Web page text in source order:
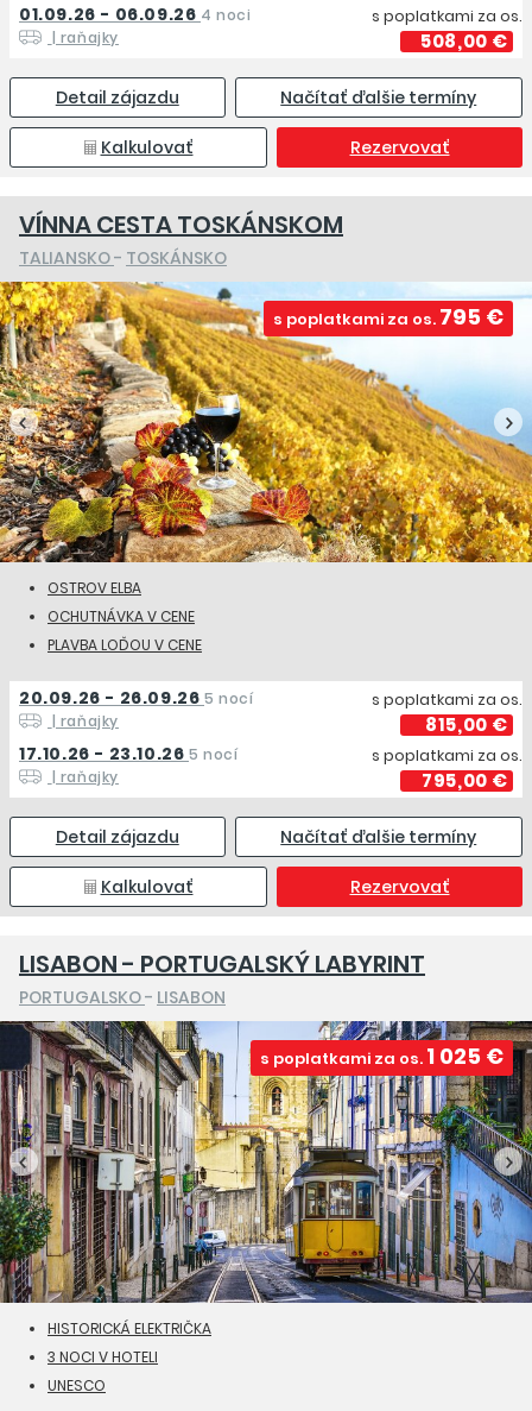
01.09.26 - 06.09.26 4 noci
| raňajky
s poplatkami za os.
508,00 €
Detail zájazdu Načítať ďalšie termíny
Kalkulovať Rezervovať
VÍNNA CESTA TOSKÁNSKOM
TALIANSKO- TOSKÁNSKO
s poplatkami za os. 795 €
OSTROV ELBA
OCHUTNÁVKA V CENE
PLAVBA LOĎOU V CENE
20.09.26 - 26.09.26 5 nocí
| raňajky
s poplatkami za os.
815,00 €
17.10.26 - 23.10.26 5 nocí
| raňajky
s poplatkami za os.
795,00 €
Detail zájazdu Načítať ďalšie termíny
Kalkulovať Rezervovať
LISABON - PORTUGALSKÝ LABYRINT
PORTUGALSKO- LISABON
s poplatkami za os. 1 025 €
HISTORICKÁ ELEKTRIČKA
3 NOCI V HOTELI
UNESCO